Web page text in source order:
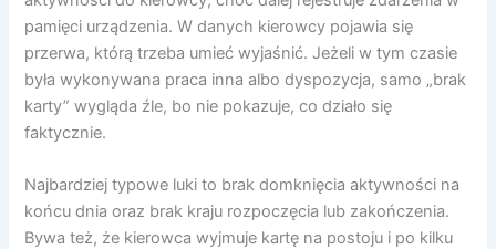
pamięci urządzenia. W danych kierowcy pojawia się
przerwa, którą trzeba umieć wyjaśnić. Jeżeli w tym czasie
była wykonywana praca inna albo dyspozycja, samo „brak
karty” wygląda źle, bo nie pokazuje, co działo się
faktycznie.
Najbardziej typowe luki to brak domknięcia aktywności na
końcu dnia oraz brak kraju rozpoczęcia lub zakończenia.
Bywa też, że kierowca wyjmuje kartę na postoju i po kilku